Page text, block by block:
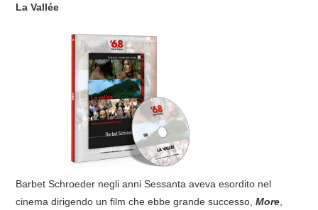
La Vallée
Barbet Schroeder negli anni Sessanta aveva esordito nel
cinema dirigendo un film che ebbe grande successo,More